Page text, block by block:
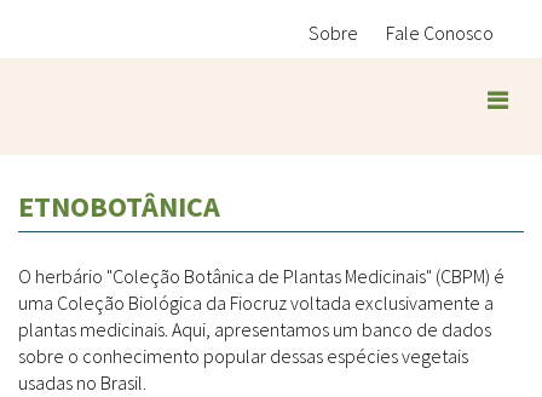
Sobre Fale Conosco
ETNOBOTÂNICA
O herbário "Coleção Botânica de Plantas Medicinais" (CBPM) é
uma Coleção Biológica da Fiocruz voltada exclusivamente a
plantas medicinais. Aqui, apresentamos um banco de dados
sobre o conhecimento popular dessas espécies vegetais
usadas no Brasil.